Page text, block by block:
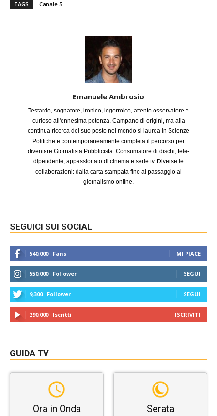
TAGS Canale 5
Emanuele Ambrosio
Testardo, sognatore, ironico, logorroico, attento osservatore e
curioso all'ennesima potenza. Campano di origini, ma alla
continua ricerca del suo posto nel mondo si laurea in Scienze
Politiche e contemporaneamente completa il percorso per
diventare Giornalista Pubblicista. Consumatore di dischi, tele-
dipendente, appassionato di cinema e serie tv. Diverse le
collaborazioni: dalla carta stampata fino al passaggio al
giornalismo online.
SEGUICI SUI SOCIAL
540,000 Fans MI PIACE
550,000 Follower SEGUI
9,300 Follower SEGUI
290,000 Iscritti ISCRIVITI
GUIDA TV
Ora in Onda Serata